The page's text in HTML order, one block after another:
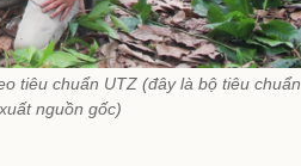
tiêu chuẩn UTZ (đây là bộ tiêu chuẩn
nguồn gốc)